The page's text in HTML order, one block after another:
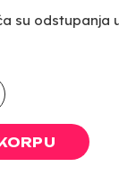
su odstupanja